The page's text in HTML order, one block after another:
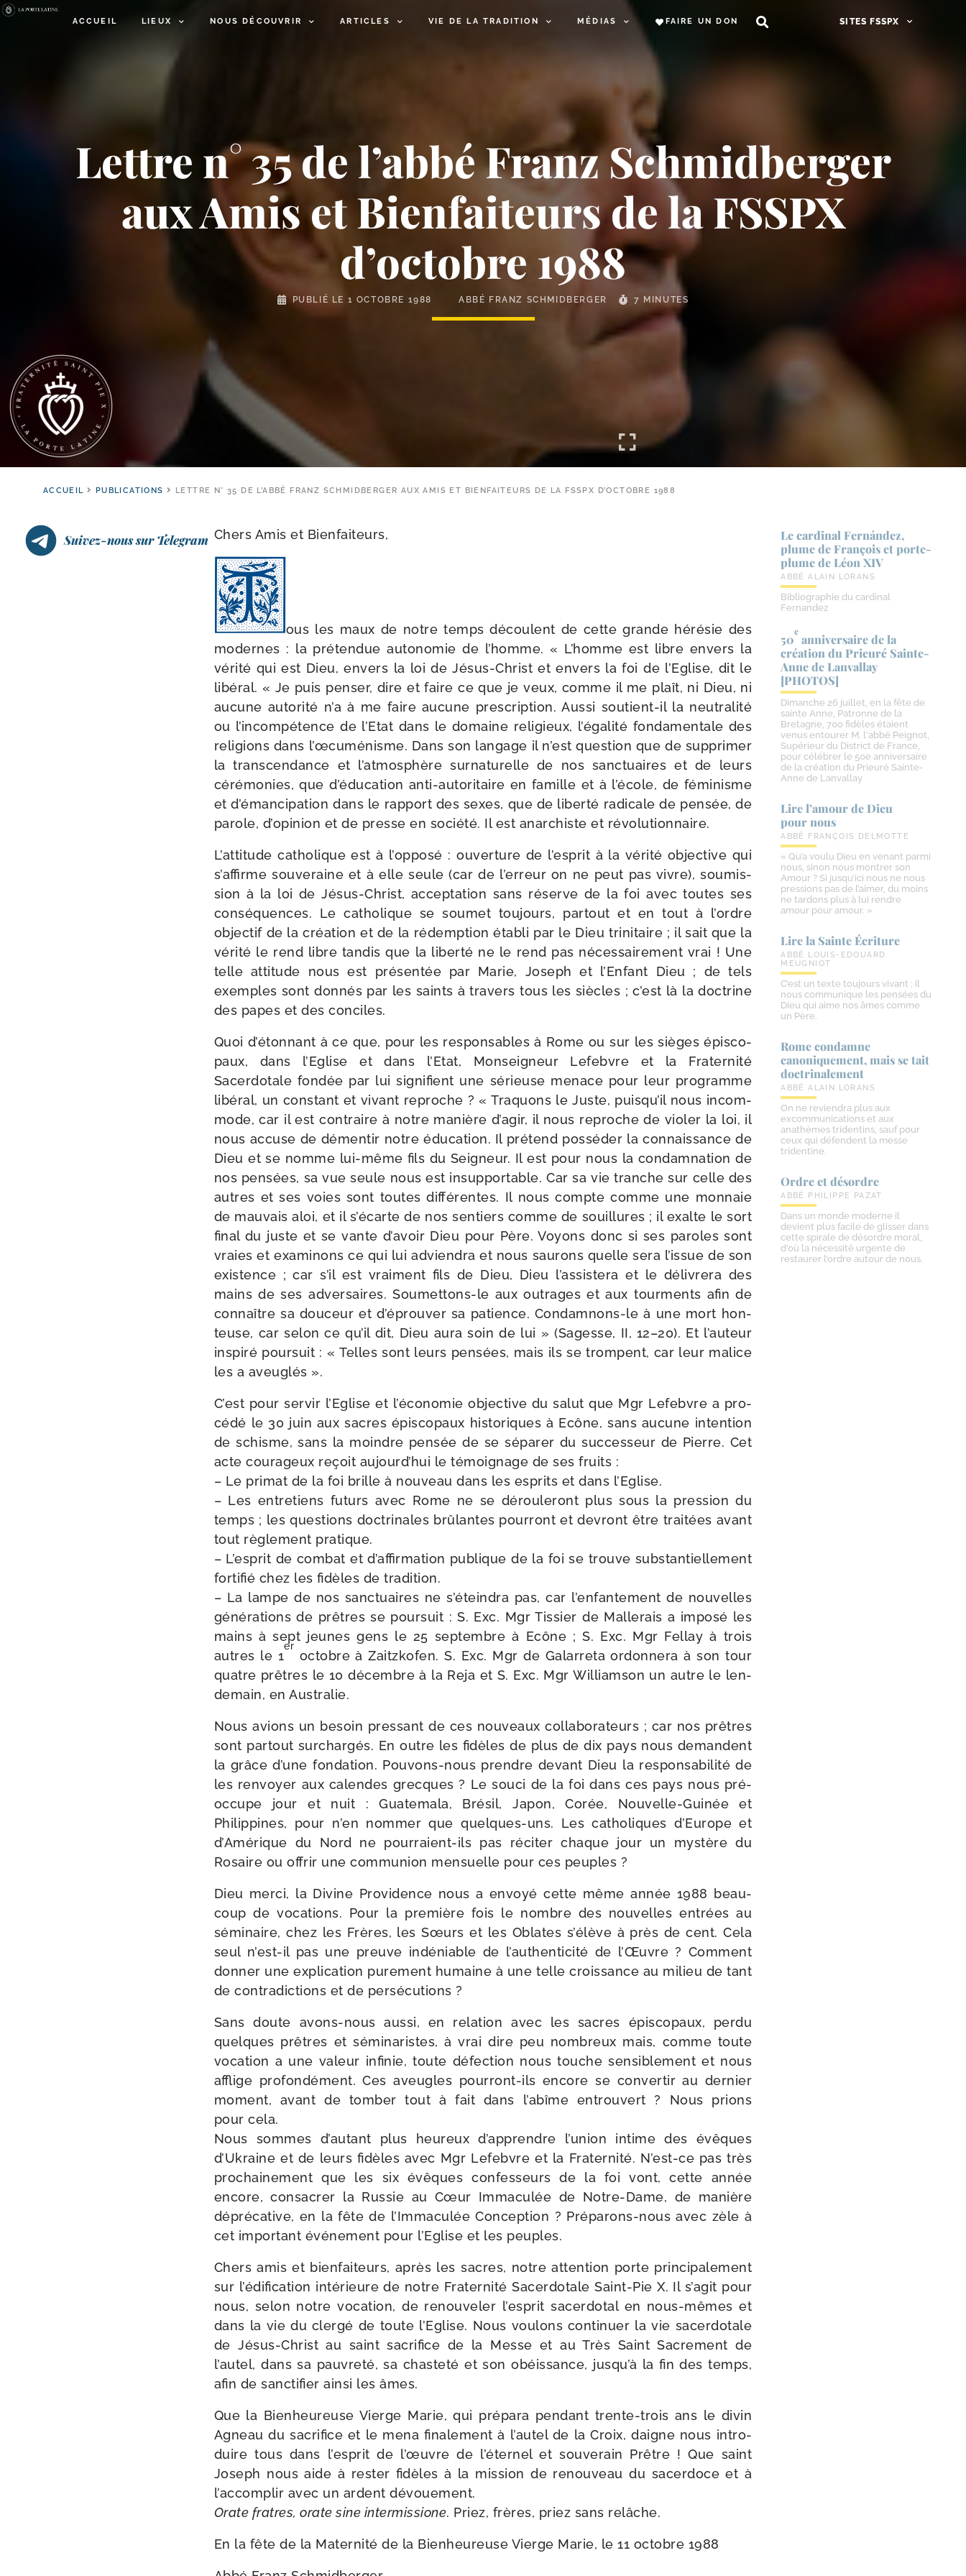
ACCUEIL LIEUX NOUS DÉCOUVRIR ARTICLES VIE DE LA TRADITION MÉDIAS FAIRE UN DON SITES FSSPX
Lettre n° 35 de l’abbé Franz Schmidberger
aux Amis et Bienfaiteurs de la FSSPX
d’octobre 1988
PUBLIÉ LE 1 OCTOBRE 1988 ABBÉ FRANZ SCHMIDBERGER 7 MINUTES
ACCUEIL PUBLICATIONS LETTRE N° 35 DE L’ABBÉ FRANZ SCHMIDBERGER AUX AMIS ET BIENFAITEURS DE LA FSSPX D’OCTOBRE 1988
Suivez-nous sur Telegram Chers Amis et Bienfaiteurs,
ous les maux de notre temps découlent de cette grande héré­sie des
modernes : la pré­ten­due auto­no­mie de l’homme. « L’homme est libre envers la
véri­té qui est Dieu, envers la loi de Jésus-​Christ et envers la foi de l’Eglise, dit le
libé­ral. « Je puis pen­ser, dire et faire ce que je veux, comme il me plaît, ni Dieu, ni
aucune auto­ri­té n’a à me faire aucune pres­crip­tion. Aussi soutient-​il la neu­tra­li­té
ou l’incompétence de l’Etat dans le domaine reli­gieux, l’égalité fon­da­men­tale des
reli­gions dans l’œcuménisme. Dans son lan­gage il n’est ques­tion que de sup­pri­mer
la trans­cen­dance et l’atmosphère sur­na­tu­relle de nos sanc­tuaires et de leurs
céré­mo­nies, que d’éducation anti-​autoritaire en famille et à l’école, de fémi­nisme
et d’émancipation dans le rap­port des sexes, que de liber­té radi­cale de pen­sée, de
parole, d’opinion et de presse en socié­té. Il est anar­chiste et révolutionnaire.
L’attitude catho­lique est à l’opposé : ouver­ture de l’esprit à la véri­té objec­tive qui
s’affirme sou­ve­raine et à elle seule (car de l’erreur on ne peut pas vivre), sou­mis­
sion à la loi de Jésus-​Christ, accep­ta­tion sans réserve de la foi avec toutes ses
consé­quences. Le catho­lique se sou­met tou­jours, par­tout et en tout à l’ordre
objec­tif de la créa­tion et de la rédemp­tion éta­bli par le Dieu tri­ni­taire ; il sait que la
véri­té le rend libre tan­dis que la liber­té ne le rend pas néces­sai­re­ment vrai ! Une
telle atti­tude nous est pré­sen­tée par Marie, Joseph et l’Enfant Dieu ; de tels
exemples sont don­nés par les saints à tra­vers tous les siècles ; c’est là la doc­trine
des papes et des conciles.
Quoi d’étonnant à ce que, pour les res­pon­sables à Rome ou sur les sièges épis­co­
paux, dans l’Eglise et dans l’Etat, Monseigneur Lefebvre et la Fraternité
Sacerdotale fon­dée par lui signi­fient une sérieuse menace pour leur pro­gramme
libé­ral, un constant et vivant reproche ? « Traquons le Juste, puisqu’il nous incom­
mode, car il est contraire à notre manière d’agir, il nous reproche de vio­ler la loi, il
nous accuse de démen­tir notre édu­ca­tion. Il pré­tend pos­sé­der la connais­sance de
Dieu et se nomme lui-​même fils du Seigneur. Il est pour nous la condam­na­tion de
nos pen­sées, sa vue seule nous est insup­por­table. Car sa vie tranche sur celle des
autres et ses voies sont toutes dif­fé­rentes. Il nous compte comme une mon­naie
de mau­vais aloi, et il s’écarte de nos sen­tiers comme de souillures ; il exalte le sort
final du juste et se vante d’avoir Dieu pour Père. Voyons donc si ses paroles sont
vraies et exa­mi­nons ce qui lui advien­dra et nous sau­rons quelle sera l’issue de son
exis­tence ; car s’il est vrai­ment fils de Dieu, Dieu l’assistera et le déli­vre­ra des
mains de ses adver­saires. Soumettons-​le aux outrages et aux tour­ments afin de
connaître sa dou­ceur et d’éprouver sa patience. Condamnons-​le à une mort hon­
teuse, car selon ce qu’il dit, Dieu aura soin de lui » (Sagesse, II, 12–20). Et l’auteur
ins­pi­ré pour­suit : « Telles sont leurs pen­sées, mais ils se trompent, car leur malice
les a aveuglés ».
C’est pour ser­vir l’Eglise et l’économie objec­tive du salut que Mgr Lefebvre a pro­
cé­dé le 30 juin aux sacres épis­co­paux his­to­riques à Ecône, sans aucune inten­tion
de schisme, sans la moindre pen­sée de se sépa­rer du suc­ces­seur de Pierre. Cet
acte cou­ra­geux reçoit aujourd’hui le témoi­gnage de ses fruits :
– Le pri­mat de la foi brille à nou­veau dans les esprits et dans l’Eglise.
– Les entre­tiens futurs avec Rome ne se dérou­le­ront plus sous la pres­sion du
temps ; les ques­tions doc­tri­nales brû­lantes pour­ront et devront être trai­tées avant
tout règle­ment pratique.
– L’esprit de com­bat et d’affirmation publique de la foi se trouve sub­stan­tiel­le­ment
for­ti­fié chez les fidèles de tradition.
– La lampe de nos sanc­tuaires ne s’éteindra pas, car l’enfantement de nou­velles
géné­ra­tions de prêtres se pour­suit : S. Exc. Mgr Tissier de Mallerais a impo­sé les
mains à sept jeunes gens le 25 sep­tembre à Ecône ; S. Exc. Mgr Fellay à trois
autres le 1
er
octobre à Zaitzkofen. S. Exc. Mgr de Galarreta ordon­ne­ra à son tour
quatre prêtres le 10 décembre à la Reja et S. Exc. Mgr Williamson un autre le len­
de­main, en Australie.
Nous avions un besoin pres­sant de ces nou­veaux col­la­bo­ra­teurs ; car nos prêtres
sont par­tout sur­char­gés. En outre les fidèles de plus de dix pays nous demandent
la grâce d’une fon­da­tion. Pouvons-​nous prendre devant Dieu la res­pon­sa­bi­li­té de
les ren­voyer aux calendes grecques ? Le sou­ci de la foi dans ces pays nous pré­
oc­cupe jour et nuit : Guatemala, Brésil, Japon, Corée, Nouvelle-​Guinée et
Philippines, pour n’en nom­mer que quelques-​uns. Les catho­liques d’Europe et
d’Amérique du Nord ne pourraient-​ils pas réci­ter chaque jour un mys­tère du
Rosaire ou offrir une com­mu­nion men­suelle pour ces peuples ?
Dieu mer­ci, la Divine Providence nous a envoyé cette même année 1988 beau­
coup de voca­tions. Pour la pre­mière fois le nombre des nou­velles entrées au
sémi­naire, chez les Frères, les Sœurs et les Oblates s’élève à près de cent. Cela
seul n’est-il pas une preuve indé­niable de l’authenticité de l’Œuvre ? Comment
don­ner une expli­ca­tion pure­ment humaine à une telle crois­sance au milieu de tant
de contra­dic­tions et de persécutions ?
Sans doute avons-​nous aus­si, en rela­tion avec les sacres épis­co­paux, per­du
quelques prêtres et sémi­na­ristes, à vrai dire peu nom­breux mais, comme toute
voca­tion a une valeur infi­nie, toute défec­tion nous touche sen­si­ble­ment et nous
afflige pro­fon­dé­ment. Ces aveugles pourront-​ils encore se conver­tir au der­nier
moment, avant de tom­ber tout à fait dans l’abîme entrou­vert ? Nous prions
pour cela.
Nous sommes d’autant plus heu­reux d’apprendre l’union intime des évêques
d’Ukraine et de leurs fidèles avec Mgr Lefebvre et la Fraternité. N’est-ce pas très
pro­chai­ne­ment que les six évêques confes­seurs de la foi vont, cette année
encore, consa­crer la Russie au Cœur Immaculée de Notre-​Dame, de manière
dépré­ca­tive, en la fête de l’Immaculée Conception ? Préparons-​nous avec zèle à
cet impor­tant évé­ne­ment pour l’Eglise et les peuples.
Chers amis et bien­fai­teurs, après les sacres, notre atten­tion porte prin­ci­pa­le­ment
sur l’édification inté­rieure de notre Fraternité Sacerdotale Saint-​Pie X. Il s’agit pour
nous, selon notre voca­tion, de renou­ve­ler l’esprit sacer­do­tal en nous-​mêmes et
dans la vie du cler­gé de toute l’Eglise. Nous vou­lons conti­nuer la vie sacer­do­tale
de Jésus-​Christ au saint sacri­fice de la Messe et au Très Saint Sacrement de
l’autel, dans sa pau­vre­té, sa chas­te­té et son obéis­sance, jusqu’à la fin des temps,
afin de sanc­ti­fier ain­si les âmes.
Que la Bienheureuse Vierge Marie, qui pré­pa­ra pen­dant trente-​trois ans le divin
Agneau du sacri­fice et le mena fina­le­ment à l’autel de la Croix, daigne nous intro­
duire tous dans l’esprit de l’œuvre de l’éternel et sou­ve­rain Prêtre ! Que saint
Joseph nous aide à res­ter fidèles à la mis­sion de renou­veau du sacer­doce et à
l’accomplir avec un ardent dévouement.
Orate fratres, orate sine inter­mis­sione. Priez, frères, priez sans relâche.
En la fête de la Maternité de la Bienheureuse Vierge Marie, le 11 octobre 1988
Le cardinal Fernández,
plume de François et porte-​
plume de Léon XIV
ABBÉ ALAIN LORANS
Bibliographie du cardinal
Fernandez
50
e
anniversaire de la
création du Prieuré Sainte-​
Anne de Lanvallay
[PHOTOS]
Dimanche 26 juillet, en la fête de
sainte Anne, Patronne de la
Bretagne, 700 fidèles étaient
venus entourer M. l'abbé Peignot,
Supérieur du District de France,
pour célébrer le 50e anniversaire
de la création du Prieuré Sainte-
Anne de Lanvallay
Lire l’amour de Dieu
pour nous
ABBÉ FRANÇOIS DELMOTTE
« Qu’a voulu Dieu en venant parmi
nous, sinon nous montrer son
Amour ? Si jusqu’ici nous ne nous
pressions pas de l’aimer, du moins
ne tardons plus à lui rendre
amour pour amour. »
Lire la Sainte Écriture
ABBÉ LOUIS-EDOUARD
MEUGNIOT
C’est un texte toujours vivant ; il
nous communique les pensées du
Dieu qui aime nos âmes comme
un Père.
Rome condamne
canoniquement, mais se tait
doctrinalement
ABBÉ ALAIN LORANS
On ne reviendra plus aux
excommunications et aux
anathèmes tridentins, sauf pour
ceux qui défendent la messe
tridentine.
Ordre et désordre
ABBÉ PHILIPPE PAZAT
Dans un monde moderne il
devient plus facile de glisser dans
cette spirale de désordre moral,
d’où la nécessité urgente de
restaurer l’ordre autour de nous.